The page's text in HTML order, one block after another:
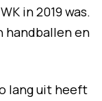
in 2019 was.
handballen en
lang uit heeft